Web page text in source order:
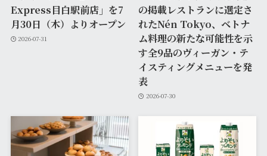
Express目白駅前店」を7
月30日（木）よりオープン
2026-07-31
の掲載レストランに選定さ
れたNén Tokyo、ベトナ
ム料理の新たな可能性を示
す全9品のヴィーガン・テ
イスティングメニューを発
表
2026-07-30